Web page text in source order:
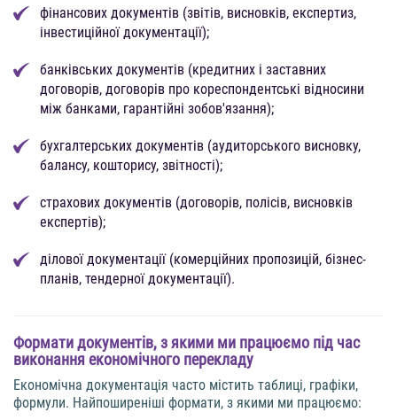
фінансових документів (звітів, висновків, експертиз,
інвестиційної документації);
банківських документів (кредитних і заставних
договорів, договорів про кореспондентські відносини
між банками, гарантійні зобов'язання);
бухгалтерських документів (аудиторського висновку,
балансу, кошторису, звітності);
страхових документів (договорів, полісів, висновків
експертів);
ділової документації (комерційних пропозицій, бізнес-
планів, тендерної документації).
Формати документів, з якими ми працюємо під час
виконання економічного перекладу
Економічна документація часто містить таблиці, графіки,
формули. Найпоширеніші формати, з якими ми працюємо: